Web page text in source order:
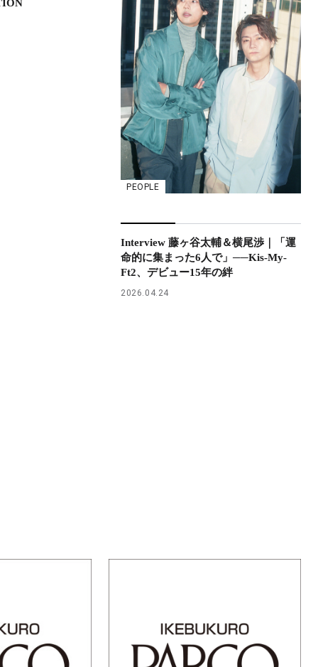
PEOPLE
Interview 藤ヶ谷太輔＆横尾渉｜「運
命的に集まった6人で」──Kis-My-
Ft2、デビュー15年の絆
2026.04.24